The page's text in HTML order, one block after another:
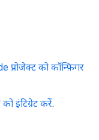
प्रोजेक्ट को कॉन्फ़िगर
इंटिग्रेट करें.